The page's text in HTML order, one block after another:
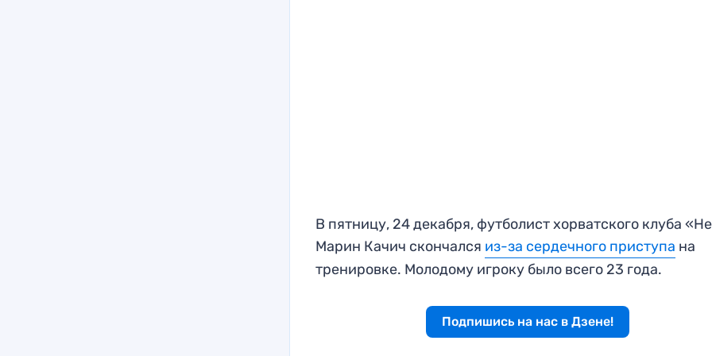
В пятницу, 24 декабря, футболист хорватского клуба
Марин Качич скончался из-за сердечного приступа на
тренировке. Молодому игроку было всего 23 года.
Подпишись на нас в Дзене!